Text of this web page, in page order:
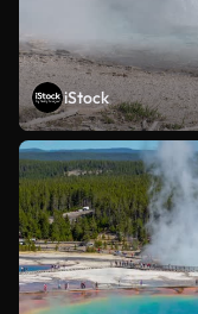
iStock